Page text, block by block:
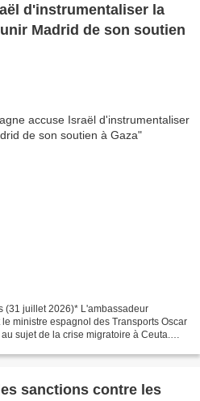
d'instrumentaliser la
Madrid de son soutien
(31 juillet 2026)* L'ambassadeur
ministre espagnol des Transports Oscar
sujet de la crise migratoire à Ceuta.
sanctions contre les